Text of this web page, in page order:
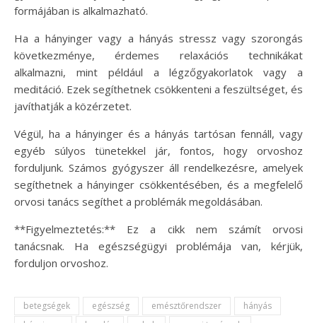
formájában is alkalmazható.
Ha a hányinger vagy a hányás stressz vagy szorongás
következménye, érdemes relaxációs technikákat
alkalmazni, mint például a légzőgyakorlatok vagy a
meditáció. Ezek segíthetnek csökkenteni a feszültséget, és
javíthatják a közérzetet.
Végül, ha a hányinger és a hányás tartósan fennáll, vagy
egyéb súlyos tünetekkel jár, fontos, hogy orvoshoz
forduljunk. Számos gyógyszer áll rendelkezésre, amelyek
segíthetnek a hányinger csökkentésében, és a megfelelő
orvosi tanács segíthet a problémák megoldásában.
**Figyelmeztetés:** Ez a cikk nem számít orvosi
tanácsnak. Ha egészségügyi problémája van, kérjük,
forduljon orvoshoz.
betegségek egészség emésztőrendszer
hányás